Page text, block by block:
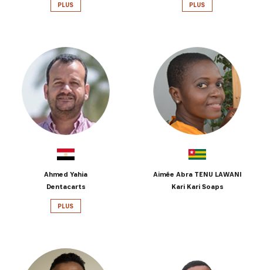
PLUS PLUS
Ahmed Yahia
Dentacarts
PLUS
Aimée Abra TENU LAWANI
Kari Kari Soaps